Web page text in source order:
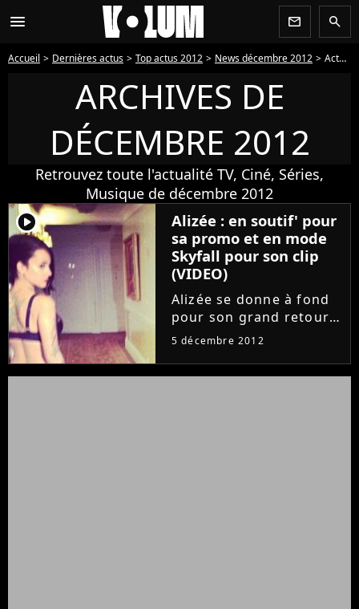
menu newsletter search
Accueil Dernières actus Top actus 2012 News décembre 2012 Actus décembre 2012 - Page 5
ARCHIVES DE
DÉCEMBRE 2012
Retrouvez toute l'actualité TV, Ciné, Séries,
Musique de décembre 2012
player2
Alizée : en soutif' pour
sa promo et en mode
Skyfall pour son clip
(VIDEO)
Alizée se donne à fond
pour son grand retour !
Deux ans et demi après
enfant du siècle", la
5 décembre 2012